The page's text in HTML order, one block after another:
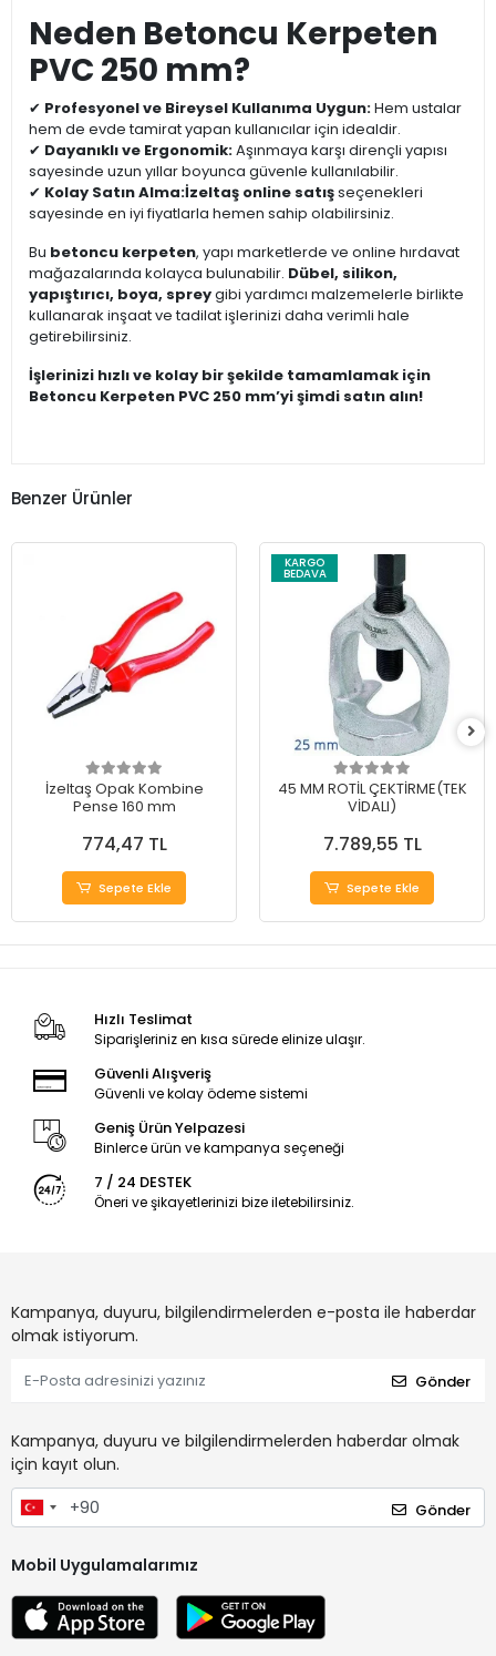
Neden Betoncu Kerpeten
PVC 250 mm?
✔ Profesyonel ve Bireysel Kullanıma Uygun:Hem ustalar
hem de evde tamirat yapan kullanıcılar için idealdir.
✔ Dayanıklı ve Ergonomik:Aşınmaya karşı dirençli yapısı
sayesinde uzun yıllar boyunca güvenle kullanılabilir.
✔ Kolay Satın Alma:İzeltaş online satışseçenekleri
sayesinde en iyi fiyatlarla hemen sahip olabilirsiniz.
Bu betoncu kerpeten, yapı marketlerde ve online hırdavat
mağazalarında kolayca bulunabilir. Dübel, silikon,
yapıştırıcı, boya, spreygibi yardımcı malzemelerle birlikte
kullanarak inşaat ve tadilat işlerinizi daha verimli hale
getirebilirsiniz.
İşlerinizi hızlı ve kolay bir şekilde tamamlamak için
Betoncu Kerpeten PVC 250 mm’yi şimdi satın alın!
Benzer Ürünler
İzeltaş Opak Kombine
Pense 160 mm
774,47 TL
Sepete Ekle
KARGO
BEDAVA
45 MM ROTİL ÇEKTİRME(TEK
VİDALI)
7.789,55 TL
Sepete Ekle
Hızlı Teslimat
Siparişleriniz en kısa sürede elinize ulaşır.
Güvenli Alışveriş
Güvenli ve kolay ödeme sistemi
Geniş Ürün Yelpazesi
Binlerce ürün ve kampanya seçeneği
7 / 24 DESTEK
Öneri ve şikayetlerinizi bize iletebilirsiniz.
Kampanya, duyuru, bilgilendirmelerden e-posta ile haberdar
olmak istiyorum.
Gönder
Kampanya, duyuru ve bilgilendirmelerden haberdar olmak
için kayıt olun.
Gönder
Mobil Uygulamalarımız